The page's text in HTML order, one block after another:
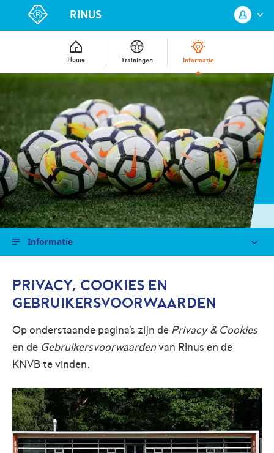
RINUS
Home Trainingen Informatie
Log in met je KNVB Account of maak
een nieuw KNVB Account aan.
Inloggen
Registreren
Informatie
PRIVACY, COOKIES EN
GEBRUIKERSVOORWAARDEN
Op onderstaande pagina's zijn de Privacy & Cookies
en de Gebruikersvoorwaarden van Rinus en de
KNVB te vinden.